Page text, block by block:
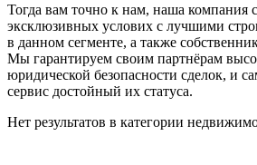
Тогда вам точно к нам, наша компания
эксклюзивных услових с лучшими
в данном сегменте, а также
Мы гарантируем своим партнёрам
юридической безопасности сделок, и
сервис достойный их статуса.
Нет результатов в категории